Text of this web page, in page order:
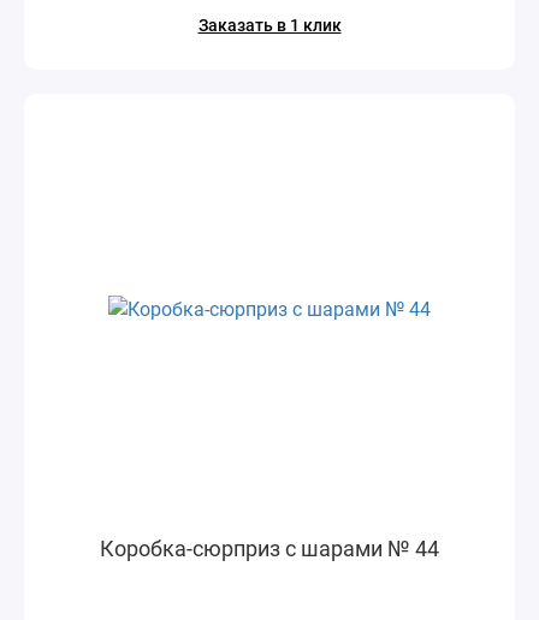
Заказать в 1 клик
Коробка-сюрприз с шарами № 44